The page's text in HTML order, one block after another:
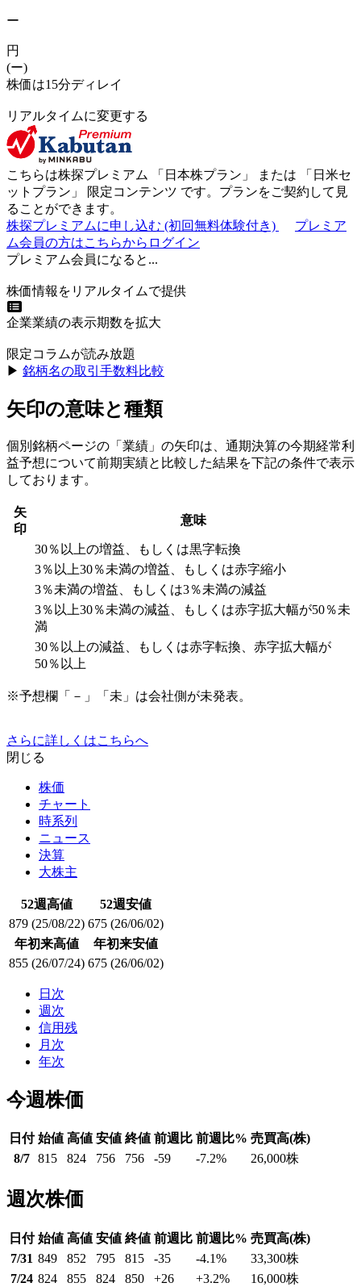
ー
円
(ー)
株価は15分ディレイ
リアルタイムに変更する
こちらは株探プレミアム 「 日本株プラン 」 または 「 日米セ
ットプラン 」 限定コンテンツ です。プランをご契約して見
ることができます。
株探プレミアムに申し込む (初回無料体験付き)
プレミア
ム会員の方はこちらからログイン
プレミアム会員になると...
株価情報をリアルタイムで提供
企業業績の表示期数を拡大
限定コラムが読み放題
▶︎ 銘柄名の取引手数料比較
矢印の意味と種類
個別銘柄ページの「業績」の矢印は、通期決算の今期経常利
益予想について前期実績と比較した結果を下記の条件で表示
しております。
矢
印
意味
30％以上の増益、もしくは黒字転換
3％以上30％未満の増益、もしくは赤字縮小
3％未満の増益、もしくは3％未満の減益
3％以上30％未満の減益、もしくは赤字拡大幅が50％未
満
30％以上の減益、もしくは赤字転換、赤字拡大幅が
50％以上
※予想欄「－」「未」は会社側が未発表。
さらに詳しくはこちらへ
閉じる
株価
チャート
時系列
ニュース
決算
大株主
52週高値
52週安値
879 (25/08/22) 675 (26/06/02)
年初来高値
年初来安値
855 (26/07/24) 675 (26/06/02)
日次
週次
信用残
月次
年次
今週株価
日付 始値 高値 安値 終値 前週比 前週比% 売買高(株)
8/7 815 824 756 756 -59 -7.2% 26,000株
週次株価
日付 始値 高値 安値 終値 前週比 前週比% 売買高(株)
7/31 849 852 795 815 -35 -4.1% 33,300株
7/24 824 855 824 850 +26 +3.2% 16,000株